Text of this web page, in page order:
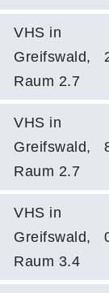
VHS in
Greifswald,
Raum 2.7
VHS in
Greifswald,
Raum 2.7
VHS in
Greifswald,
Raum 3.4